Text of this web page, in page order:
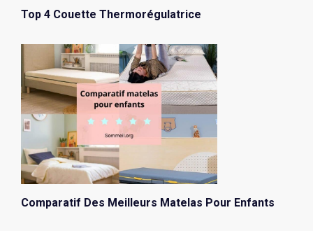
Top 4 Couette Thermorégulatrice
Comparatif Des Meilleurs Matelas Pour Enfants